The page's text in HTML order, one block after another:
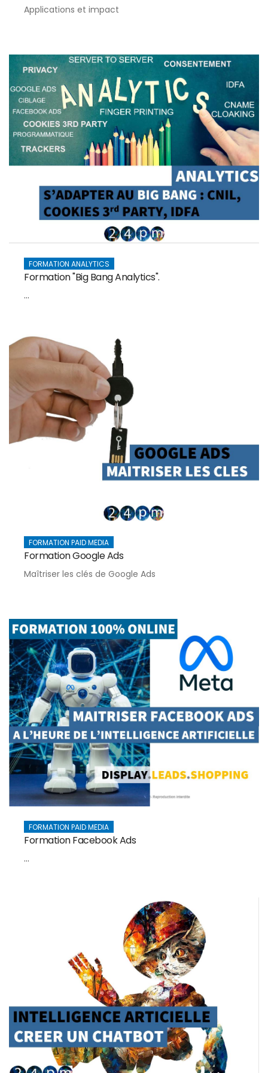
Applications et impact
FORMATION ANALYTICS
Formation "Big Bang Analytics".
...
FORMATION PAID MEDIA
Formation Google Ads
Maîtriser les clés de Google Ads
FORMATION PAID MEDIA
Formation Facebook Ads
...